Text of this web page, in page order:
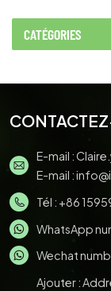
CATÉGORIES
E-mail :
E-mail :
Tél : +86
WhatsApp
Wechat
Ajouter :